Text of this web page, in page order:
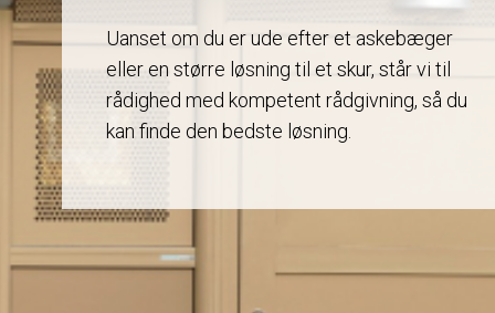
Uanset om du er ude efter et askebæger
eller en større løsning til et skur, står vi til
rådighed med kompetent rådgivning, så du
kan finde den bedste løsning.